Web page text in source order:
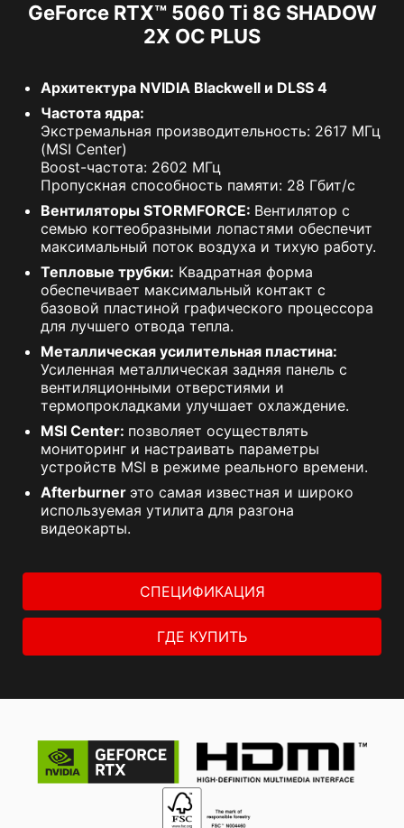
GeForce RTX™ 5060 Ti 8G SHADOW
2X OC PLUS
Архитектура NVIDIA Blackwell и DLSS 4
Частота ядра:
Экстремальная производительность: 2617 МГц
(MSI Center)
Boost-частота: 2602 МГц
Пропускная способность памяти: 28 Гбит/с
Вентиляторы STORMFORCE: Вентилятор с
семью когтеобразными лопастями обеспечит
максимальный поток воздуха и тихую работу.
Тепловые трубки: Квадратная форма
обеспечивает максимальный контакт с
базовой пластиной графического процессора
для лучшего отвода тепла.
Металлическая усилительная пластина:
Усиленная металлическая задняя панель с
вентиляционными отверстиями и
термопрокладками улучшает охлаждение.
MSI Center: позволяет осуществлять
мониторинг и настраивать параметры
устройств MSI в режиме реального времени.
Afterburner это самая известная и широко
используемая утилита для разгона
видеокарты.
СПЕЦИФИКАЦИЯ
ГДЕ КУПИТЬ